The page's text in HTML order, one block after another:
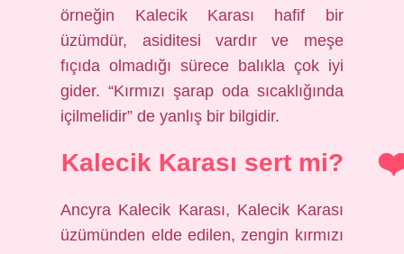
örneğin Kalecik Karası hafif bir
üzümdür, asiditesi vardır ve meşe
fıçıda olmadığı sürece balıkla çok iyi
gider. “Kırmızı şarap oda sıcaklığında
içilmelidir” de yanlış bir bilgidir.
Kalecik Karası sert mi?
Ancyra Kalecik Karası, Kalecik Karası
üzümünden elde edilen, zengin kırmızı